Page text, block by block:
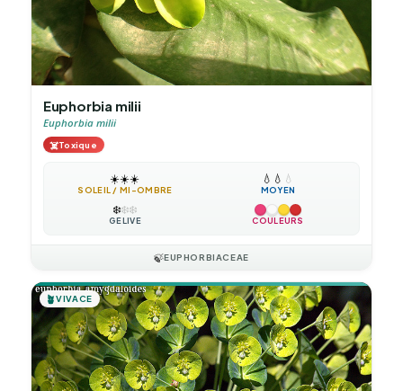
Euphorbia milii
Euphorbia milii
☠️Toxique
☀️☀️☀️
SOLEIL / MI-OMBRE
💧 💧 💧
MOYEN
❄️❄️❄️
GÉLIVE COULEURS
🍃EUPHORBIACEAE
🪴VIVACE